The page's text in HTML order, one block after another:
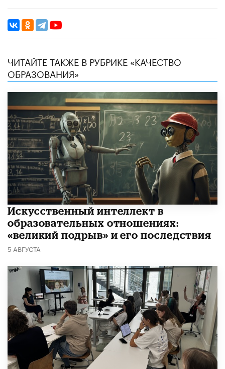
ЧИТАЙТЕ ТАКЖЕ В РУБРИКЕ «КАЧЕСТВО
ОБРАЗОВАНИЯ»
​Искусственный интеллект в
образовательных отношениях:
«великий подрыв» и его последствия
5 АВГУСТА